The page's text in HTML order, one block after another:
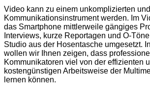
Video kann zu einem unkomplizierten
Kommunikationsinstrument werden. Im
das Smartphone mittlerweile gängiges
Interviews, kurze Reportagen und O-
Studio aus der Hosentasche umgesetzt.
wollen wir Ihnen zeigen, dass
Kommunikatoren viel von der effizienten
kostengünstigen Arbeitsweise der
lernen können.